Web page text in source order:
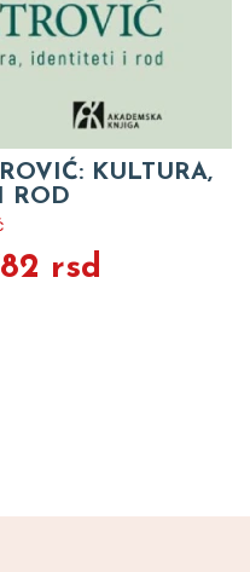
KULTURA,
ROD
rsd